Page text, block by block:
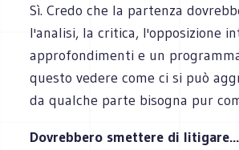
Sì. Credo che la partenza
l'analisi, la critica, l'opposizione
approfondimenti e un
questo vedere come ci si può
da qualche parte bisogna pur
Dovrebbero smettere di litigare...